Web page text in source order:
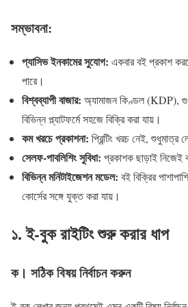
সম্ভাবনা:
প্যাসিভ ইনকামের সুযোগ: একবার বই প্রকাশ
পারে।
বিশ্বব্যাপী বাজার: অ্যামাজন কিণ্ডল (KDP),
বিভিন্ন প্ল্যাটফর্মে সহজে বিক্রি করা যায়।
কম খরচে প্রকাশনা: প্রিন্টিং খরচ নেই, শুধুমাত্র
সেলফ-পাবলিশিং সুবিধা: প্রকাশক ছাড়াই নিজেই
বিভিন্ন মনিটাইজেশন মডেল: বই বিক্রির
কোর্সের সঙ্গে যুক্ত করা যায়।
১. ই-বুক রাইটিং শুরু করার ধাপ
ক। সঠিক বিষয় নির্বাচন করুন